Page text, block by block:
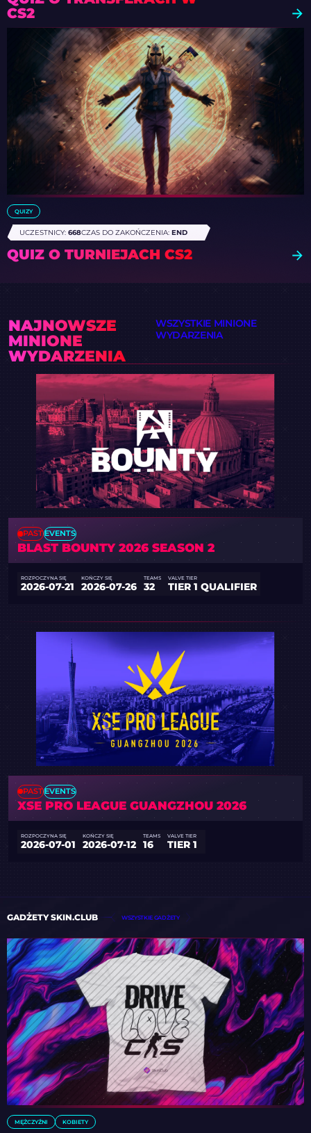
CS2
QUIZY
UCZESTNICY: 668CZAS DO ZAKOŃCZENIA: END
QUIZ O TURNIEJACH CS2
NAJNOWSZE
MINIONE
WYDARZENIA
WSZYSTKIE MINIONE
WYDARZENIA
PASTEVENTS
BLAST BOUNTY 2026 SEASON 2
ROZPOCZYNA SIĘ
2026-07-21
KOŃCZY SIĘ
2026-07-26
TEAMS
32
VALVE TIER
TIER 1 QUALIFIER
PASTEVENTS
XSE PRO LEAGUE GUANGZHOU 2026
ROZPOCZYNA SIĘ
2026-07-01
KOŃCZY SIĘ
2026-07-12
TEAMS
16
VALVE TIER
TIER 1
GADŻETY SKIN.CLUB WSZYSTKIE GADŻETY
MĘŻCZYŹNI KOBIETY